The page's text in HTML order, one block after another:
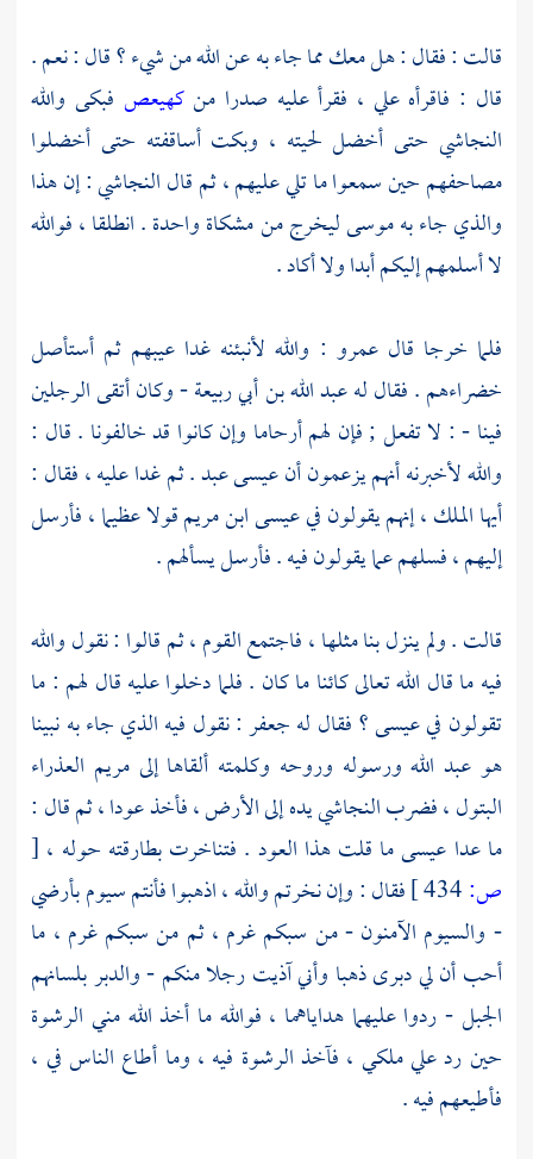
قالت : فقال : هل معك مما جاء به عن الله من شيء ؟ قال : نعم .
قال : فاقرأه علي ، فقرأ عليه صدرا منكهيعص فبكى والله
النجاشي حتى أخضل لحيته ، وبكت أساقفته حتى أخضلوا
مصاحفهم حين سمعوا ما تلي عليهم ، ثم قالالنجاشي: إن هذا
والذي جاء بهموسىليخرج من مشكاة واحدة . انطلقا ، فوالله
لا أسلمهم إليكم أبدا ولا أكاد .
فلما خرجا قالعمرو : والله لأنبئنه غدا عيبهم ثم أستأصل
خضراءهم . فقال لهعبد الله بن أبي ربيعة- وكان أتقى الرجلين
فينا - : لا تفعل ; فإن لهم أرحاما وإن كانوا قد خالفونا . قال :
والله لأخبرنه أنهم يزعمون أنعيسىعبد . ثم غدا عليه ، فقال :
أيها الملك ، إنهم يقولون فيعيسى ابن مريمقولا عظيما ، فأرسل
إليهم ، فسلهم عما يقولون فيه . فأرسل يسألهم .
قالت . ولم ينزل بنا مثلها ، فاجتمع القوم ، ثم قالوا : نقول والله
فيه ما قال الله تعالى كائنا ما كان . فلما دخلوا عليه قال لهم : ما
تقولون فيعيسى؟ فقال لهجعفر: نقول فيه الذي جاء به نبينا
هو عبد الله ورسوله وروحه وكلمته ألقاها إلى مريم العذراء
البتول، فضربالنجاشييده إلى الأرض ، فأخذ عودا ، ثم قال :
ما عدا عيسىما قلت هذا العود . فتناخرت بطارقته حوله ، [
ص:
فقال : وإن نخرتم والله ، اذهبوا فأنتم سيوم بأرضي
- والسيوم الآمنون - من سبكم غرم ، ثم من سبكم غرم ، ما
أحب أن لي دبرى ذهبا وأني آذيت رجلا منكم - والدبر بلسانهم
الجبل - ردوا عليهما هداياهما ، فوالله ما أخذ الله مني الرشوة
حين رد علي ملكي ، فآخذ الرشوة فيه ، وما أطاع الناس في ،
فأطيعهم فيه .